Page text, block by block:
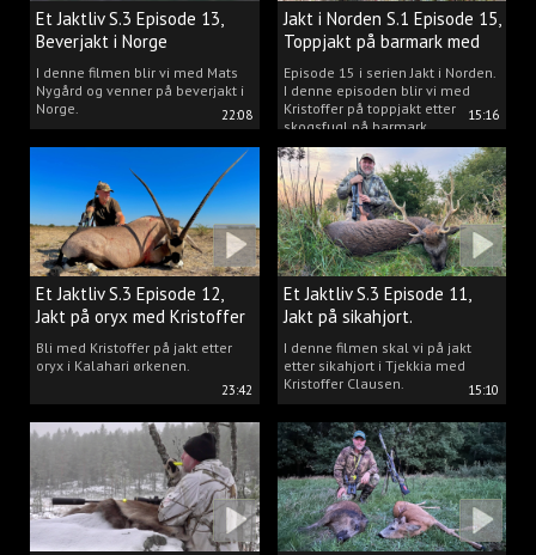
22:08
Et Jaktliv S.3 Episode 13,
Beverjakt i Norge
I denne filmen blir vi med Mats
Nygård og venner på beverjakt i
Norge.
15:16
Jakt i Norden S.1 Episode 15,
Toppjakt på barmark med
Kristoffer Clausen
Episode 15 i serien Jakt i Norden.
I denne episoden blir vi med
Kristoffer på toppjakt etter
skogsfugl på barmark.
23:42
Et Jaktliv S.3 Episode 12,
Jakt på oryx med Kristoffer
Clausen
Bli med Kristoffer på jakt etter
oryx i Kalahari ørkenen.
15:10
Et Jaktliv S.3 Episode 11,
Jakt på sikahjort.
I denne filmen skal vi på jakt
etter sikahjort i Tjekkia med
Kristoffer Clausen.